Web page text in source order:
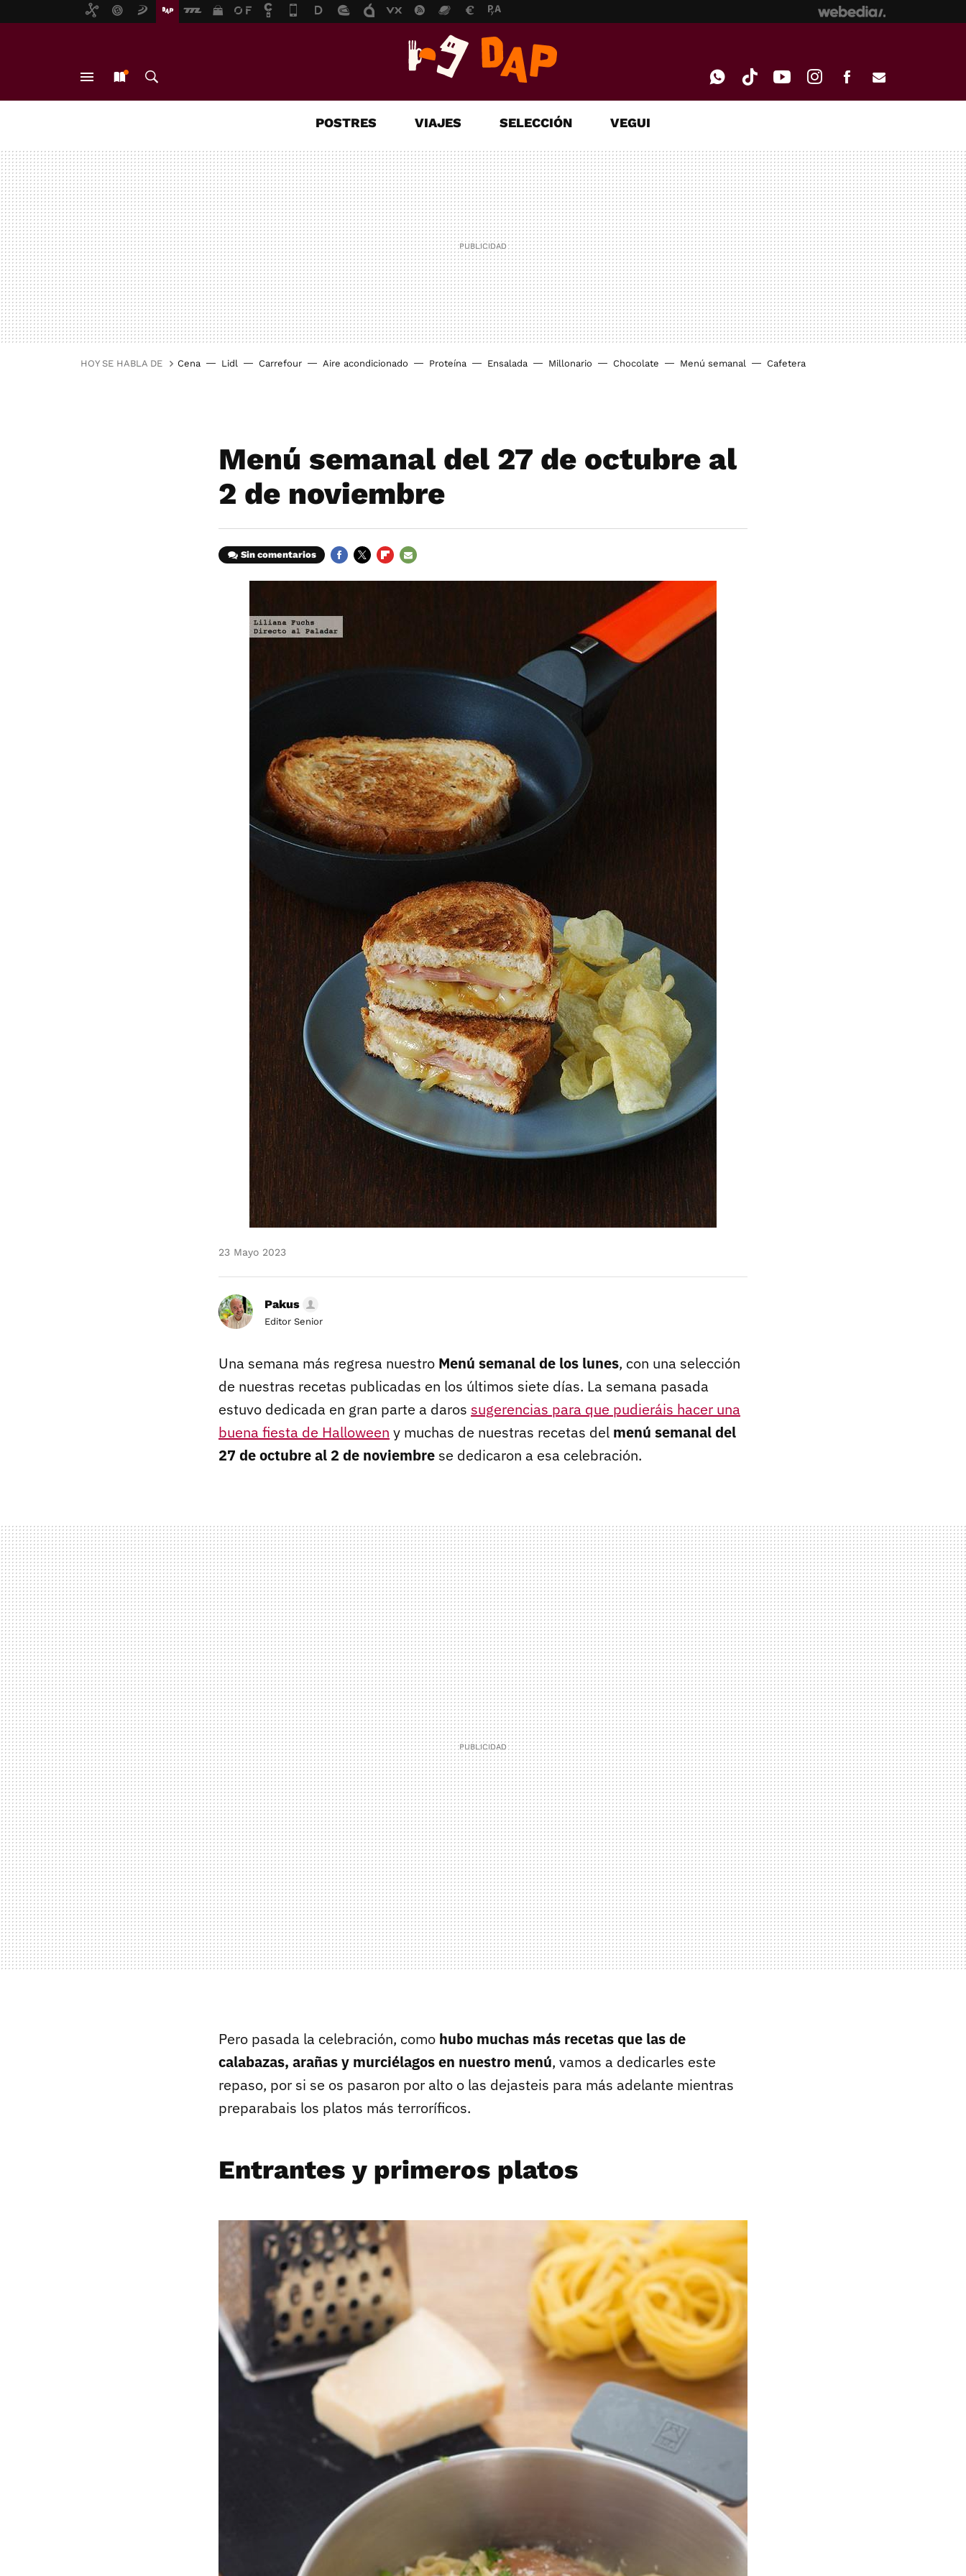
MAIL
POSTRES VIAJES SELECCIÓN VEGUI
HOY SE HABLA DE Cena Lidl Carrefour Aire acondicionado Proteína Ensalada Millonario Chocolate Menú semanal Cafetera
Menú semanal del 27 de octubre al
2 de noviembre
Sin comentarios
23 Mayo 2023
Pakus
Editor Senior
Una semana más regresa nuestro Menú semanal de los lunes, con una selección
de nuestras recetas publicadas en los últimos siete días. La semana pasada
estuvo dedicada en gran parte a daros sugerencias para que pudieráis hacer una
buena fiesta de Halloween y muchas de nuestras recetas del menú semanal del
27 de octubre al 2 de noviembre se dedicaron a esa celebración.
Pero pasada la celebración, como hubo muchas más recetas que las de
calabazas, arañas y murciélagos en nuestro menú, vamos a dedicarles este
repaso, por si se os pasaron por alto o las dejasteis para más adelante mientras
preparabais los platos más terroríficos.
Entrantes y primeros platos